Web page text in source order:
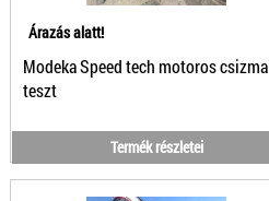
Árazás alatt!
Modeka Speed tech motoros csizma
teszt
Termék részletei